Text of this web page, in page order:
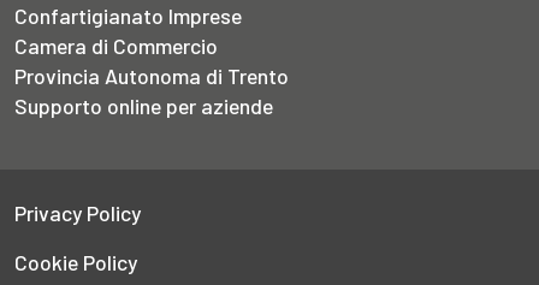
Confartigianato Imprese
Camera di Commercio
Provincia Autonoma di Trento
Supporto online per aziende
Privacy Policy
Cookie Policy